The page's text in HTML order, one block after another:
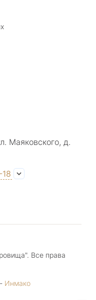
Маяковского, д.
Все права
Инмако